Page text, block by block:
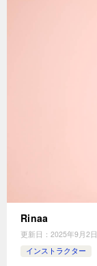
Rinaa
更新日： 2025年9月2日
インストラクター